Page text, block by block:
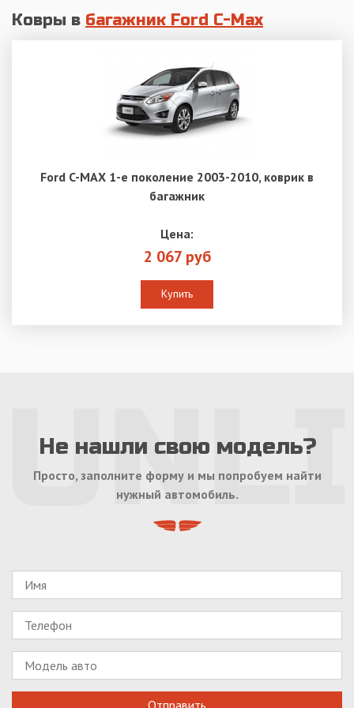
Ковры в багажник Ford C-Max
Ford C-MAX 1-е поколение 2003-2010, коврик в
багажник
Цена:
2 067 руб
Купить
Не нашли свою модель?
Просто, заполните форму и мы попробуем найти
нужный автомобиль.